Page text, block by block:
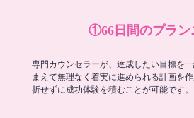
①66日間のプラン
専門カウンセラーが、達成したい目標を
まえて無理なく着実に進められる計画を
折せずに成功体験を積むことが可能です。